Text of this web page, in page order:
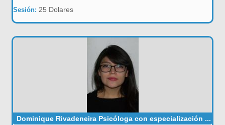
Sesión:25 Dolares
Dominique Rivadeneira Psicóloga con especialización ...